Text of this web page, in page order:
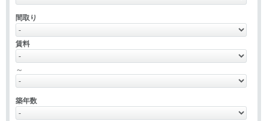
間取り
賃料
～
築年数